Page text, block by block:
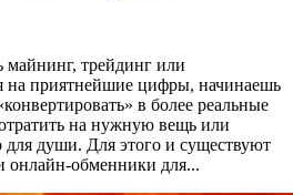
майнинг, трейдинг или
на приятнейшие цифры, начинаешь
в более реальные
на нужную вещь или
для души. Для этого и существуют
онлайн-обменники для...